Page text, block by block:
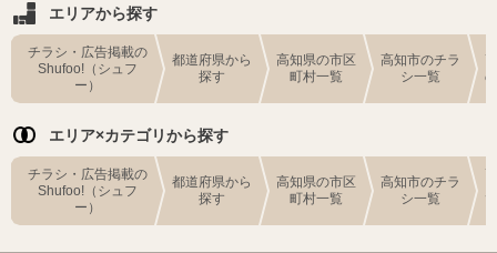
エリアから探す
チラシ・広告掲載の
Shufoo!（シュフ
ー）
都道府県から
探す
高知県の市区
町村一覧
高知市のチラ
シ一覧
エリア×カテゴリから探す
チラシ・広告掲載の
Shufoo!（シュフ
ー）
都道府県から
探す
高知県の市区
町村一覧
高知市のチラ
シ一覧